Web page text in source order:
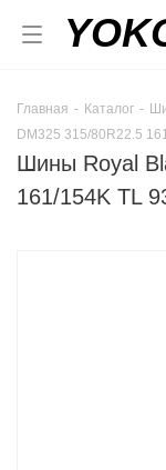
Главная - Каталог -
DM325 315/80R22.5
Шины Royal
161/154K TL